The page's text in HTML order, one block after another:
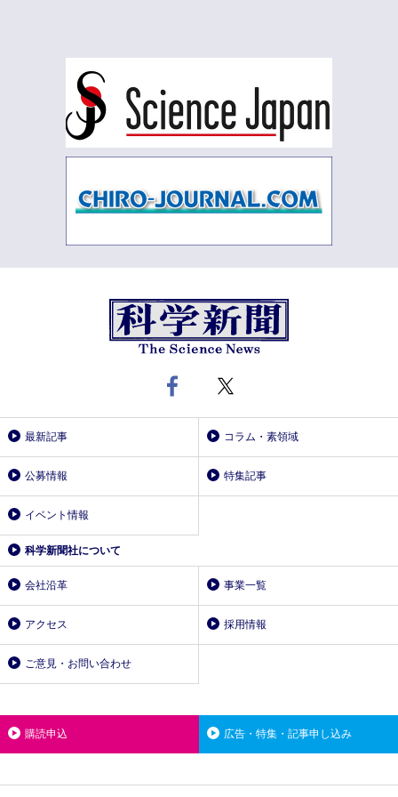
最新記事 コラム・素領域
公募情報 特集記事
イベント情報
科学新聞社について
会社沿革 事業一覧
アクセス 採用情報
ご意見・お問い合わせ
購読申込 広告・特集・記事申し込み